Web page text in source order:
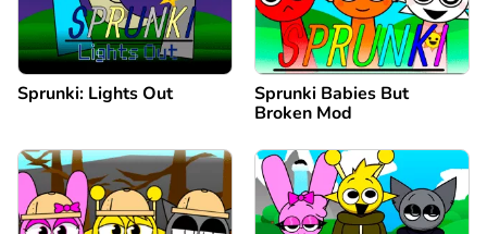
Sprunki: Lights Out
Sprunki Babies But
Broken Mod